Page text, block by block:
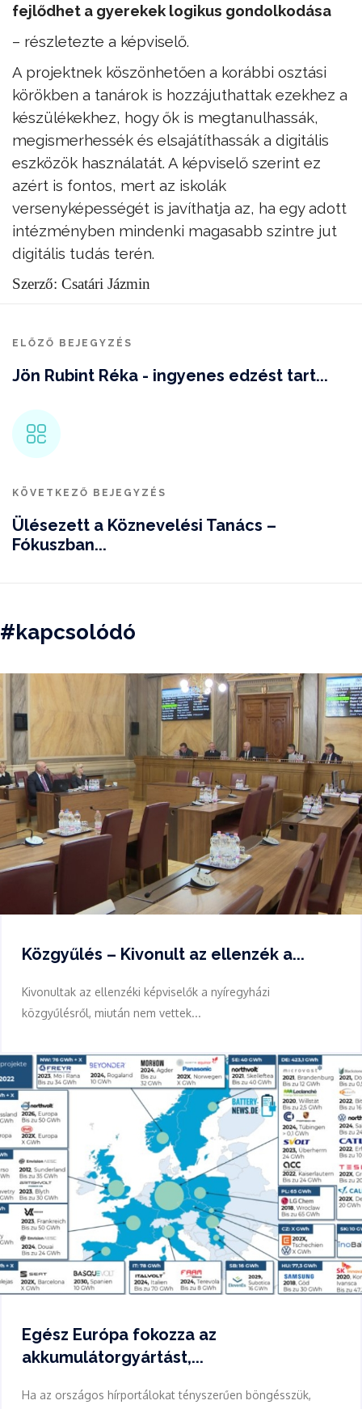
fejlődhet a gyerekek logikus gondolkodása
– részletezte a képviselő.
A projektnek köszönhetően a korábbi osztási
körökben a tanárok is hozzájuthattak ezekhez a
készülékekhez, hogy ők is megtanulhassák,
megismerhessék és elsajátíthassák a digitális
eszközök használatát. A képviselő szerint ez
azért is fontos, mert az iskolák
versenyképességét is javíthatja az, ha egy adott
intézményben mindenki magasabb szintre jut
digitális tudás terén.
Szerző: Csatári Jázmin
ELŐZŐ BEJEGYZÉS
Jön Rubint Réka - ingyenes edzést tart...
KÖVETKEZŐ BEJEGYZÉS
Ülésezett a Köznevelési Tanács –
Fókuszban...
#kapcsolódó
Közgyűlés – Kivonult az ellenzék a...
Kivonultak az ellenzéki képviselők a nyíregyházi
közgyűlésről, miután nem vettek...
Egész Európa fokozza az
akkumulátorgyártást,...
Ha az országos hírportálokat tényszerűen böngésszük,